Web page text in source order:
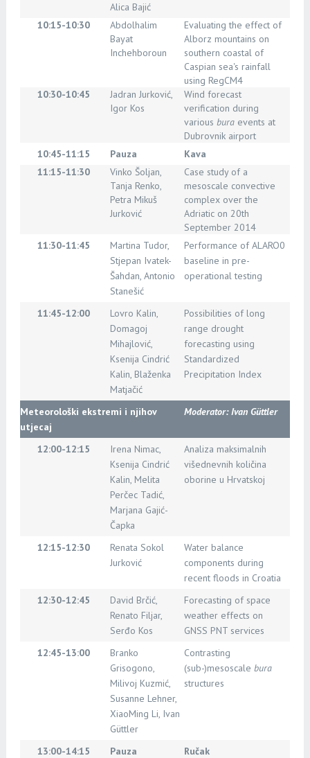
Alica Bajić
10:15-10:30
Abdolhalim
Bayat
Inchehboroun
Evaluating the effect of
Alborz mountains on
southern coastal of
Caspian sea's rainfall
using RegCM4
10:30-10:45
Jadran Jurković,
Igor Kos
Wind forecast
verification during
various buraevents at
Dubrovnik airport
10:45-11:15
Pauza
Kava
11:15-11:30
Vinko Šoljan,
Tanja Renko,
Petra Mikuš
Jurković
Case study of a
mesoscale convective
complex over the
Adriatic on 20th
September 2014
11:30-11:45
Martina Tudor,
Stjepan Ivatek-
Šahdan, Antonio
Stanešić
Performance of ALARO0
baseline in pre-
operational testing
11:45-12:00
Lovro Kalin,
Domagoj
Mihajlović,
Ksenija Cindrić
Kalin, Blaženka
Matjačić
Possibilities of long
range drought
forecasting using
Standardized
Precipitation Index
Meteorološki ekstremi i njihov
utjecaj
Moderator: Ivan Güttler
12:00-12:15
Irena Nimac,
Ksenija Cindrić
Kalin, Melita
Perčec Tadić,
Marjana Gajić-
Čapka
Analiza maksimalnih
višednevnih količina
oborine u Hrvatskoj
12:15-12:30
Renata Sokol
Jurković
Water balance
components during
recent floods in Croatia
12:30-12:45
David Brčić,
Renato Filjar,
Serđo Kos
Forecasting of space
weather effects on
GNSS PNT services
12:45-13:00
Branko
Grisogono,
Milivoj Kuzmić,
Susanne Lehner,
XiaoMing Li, Ivan
Güttler
Contrasting
(sub-)mesoscale bura
structures
13:00-14:15 Pauza
Ručak